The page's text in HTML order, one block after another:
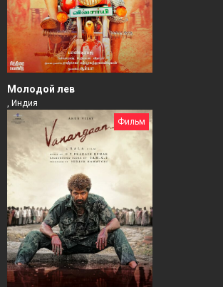
Молодой лев
, Индия
Фильм